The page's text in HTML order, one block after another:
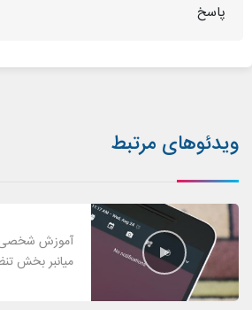
پاسخ
ویدئوهای مرتبط
آموزش شخصی
میانبر بخش